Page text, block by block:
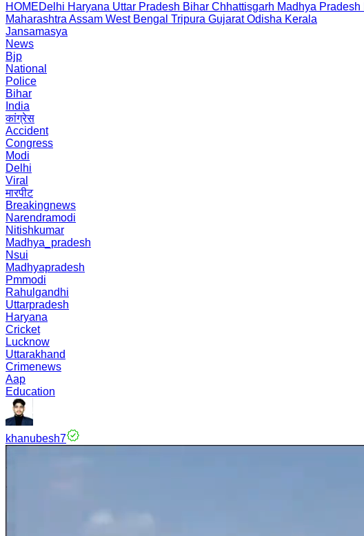
HOMEDelhi Haryana Uttar Pradesh Bihar Chhattisgarh Madhya Pradesh
Maharashtra Assam West Bengal Tripura Gujarat Odisha Kerala
Jansamasya
News
Bjp
National
Police
Bihar
India
कांग्रेस
Accident
Congress
Modi
Delhi
Viral
मारपीट
Breakingnews
Narendramodi
Nitishkumar
Madhya_pradesh
Nsui
Madhyapradesh
Pmmodi
Rahulgandhi
Uttarpradesh
Haryana
Cricket
Lucknow
Uttarakhand
Crimenews
Aap
Education
khanubesh7